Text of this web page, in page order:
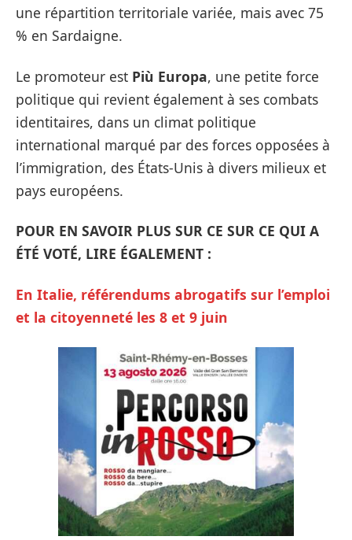
une répartition territoriale variée, mais avec 75
% en Sardaigne.
Le promoteur est Più Europa, une petite force
politique qui revient également à ses combats
identitaires, dans un climat politique
international marqué par des forces opposées à
l’immigration, des États-Unis à divers milieux et
pays européens.
POUR EN SAVOIR PLUS SUR CE SUR CE QUI A
ÉTÉ VOTÉ, LIRE ÉGALEMENT :
En Italie, référendums abrogatifs sur l’emploi
et la citoyenneté les 8 et 9 juin